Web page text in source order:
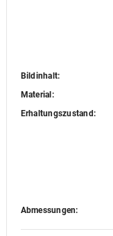
Bildinhalt:
Material:
Erhaltungszustand:
Abmessungen: